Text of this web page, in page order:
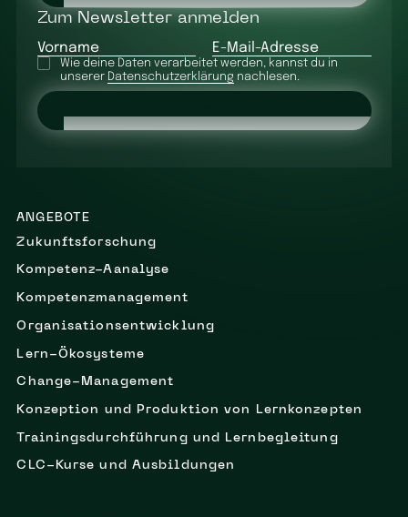
ANGEBOTE
Zukunftsforschung
Kompetenz-Aanalyse
Kompetenzmanagement
Organisationsentwicklung
Lern-Ökosysteme
Change-Management
Konzeption und Produktion von Lernkonzepten
Trainingsdurchführung und Lernbegleitung
CLC-Kurse und Ausbildungen
Zum Newsletter anmelden
Vorname E-Mail-Adresse
Wie deine Daten verarbeitet werden, kannst du in
unserer Datenschutzerklärung nachlesen.